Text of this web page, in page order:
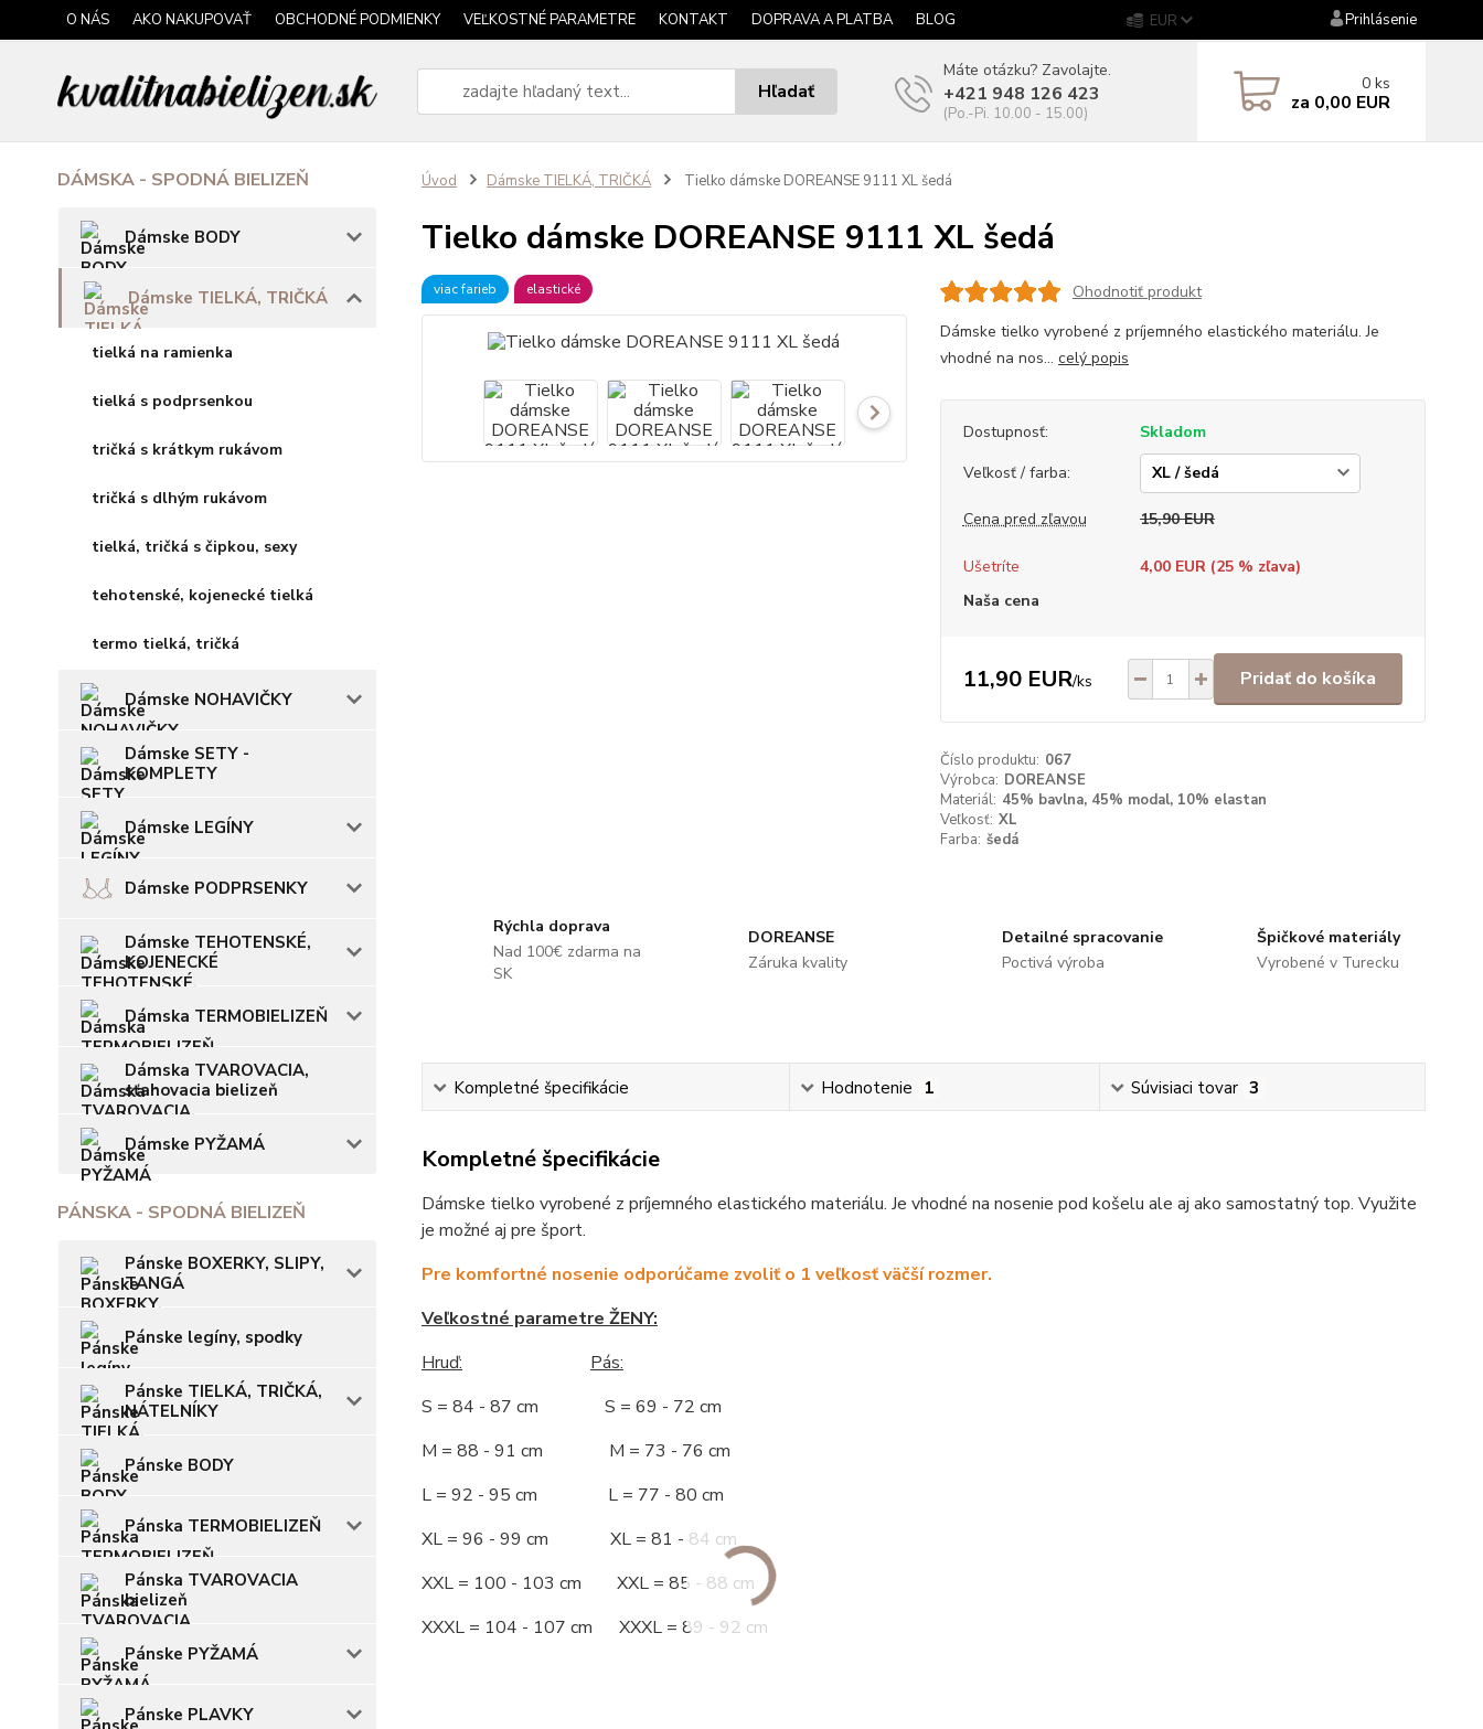
O NÁS AKO NAKUPOVAŤ OBCHODNÉ PODMIENKY VEĽKOSTNÉ PARAMETRE KONTAKT DOPRAVA A PLATBA BLOG EUR Prihlásenie
Hľadať
Máte otázku? Zavolajte.
+421 948 126 423
(Po.-Pi. 10.00 - 15.00)
0 ks
za 0,00 EUR
DÁMSKA - SPODNÁ BIELIZEŇ
Dámske BODY
Dámske TIELKÁ, TRIČKÁ
tielká na ramienka
tielká s podprsenkou
tričká s krátkym rukávom
tričká s dlhým rukávom
tielká, tričká s čipkou, sexy
tehotenské, kojenecké tielká
termo tielká, tričká
Dámske NOHAVIČKY
Dámske SETY -
KOMPLETY
Dámske LEGÍNY
Dámske PODPRSENKY
Dámske TEHOTENSKÉ,
KOJENECKÉ
Dámska TERMOBIELIZEŇ
Dámska TVAROVACIA,
sťahovacia bielizeň
Dámske PYŽAMÁ
PÁNSKA - SPODNÁ BIELIZEŇ
Pánske BOXERKY, SLIPY,
TANGÁ
Pánske legíny, spodky
Pánske TIELKÁ, TRIČKÁ,
NÁTELNÍKY
Pánske BODY
Pánska TERMOBIELIZEŇ
Pánska TVAROVACIA
bielizeň
Pánske PYŽAMÁ
Pánske PLAVKY
Úvod Dámske TIELKÁ, TRIČKÁ Tielko dámske DOREANSE 9111 XL šedá
Tielko dámske DOREANSE 9111 XL šedá
viac farieb elastické
Ohodnotiť produkt
Dámske tielko vyrobené z príjemného elastického materiálu. Je
vhodné na nos... celý popis
Dostupnosť:
Skladom
Veľkosť / farba:
Cena pred zľavou 15,90 EUR
Ušetríte 4,00 EUR (25% zľava)
Naša cena
11,90 EUR/ks Pridať do košíka
Číslo produktu: 067
Výrobca: DOREANSE
Materiál: 45% bavlna, 45% modal, 10% elastan
Veľkosť: XL
Farba: šedá
Rýchla doprava
Nad 100€ zdarma na
SK
DOREANSE
Záruka kvality
Detailné spracovanie
Poctivá výroba
Špičkové materiály
Vyrobené v Turecku
Kompletné špecifikácie Hodnotenie 1 Súvisiaci tovar 3
Kompletné špecifikácie
Dámske tielko vyrobené z príjemného elastického materiálu. Je vhodné na nosenie pod košelu ale aj ako samostatný top. Využite
je možné aj pre šport.
Pre komfortné nosenie odporúčame zvoliť o 1 veľkosť väčší rozmer.
Veľkostné parametre ŽENY:
Hruď:
Pás:
S = 84 - 87 cm S = 69 - 72 cm
M = 88 - 91 cm M = 73 - 76 cm
L = 92 - 95 cm L = 77 - 80 cm
XL = 96 - 99 cm XL = 81 - 84 cm
XXL = 100 - 103 cm XXL = 85 - 88 cm
XXXL = 104 - 107 cm XXXL = 89 - 92 cm